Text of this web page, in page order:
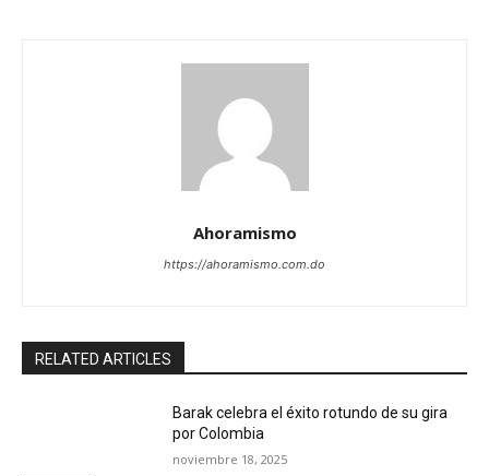
Ahoramismo
https://ahoramismo.com.do
RELATED ARTICLES
Barak celebra el éxito rotundo de su gira
por Colombia
noviembre 18, 2025